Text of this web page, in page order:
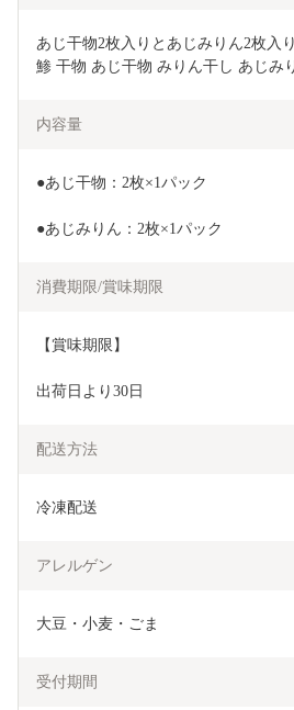
あじ干物2枚入りとあじみりん2枚入
鯵 干物 あじ干物 みりん干し あじみ
内容量
●あじ干物：2枚×1パック
●あじみりん：2枚×1パック
消費期限/賞味期限
【賞味期限】
出荷日より30日
配送方法
冷凍配送
アレルゲン
大豆・小麦・ごま
受付期間